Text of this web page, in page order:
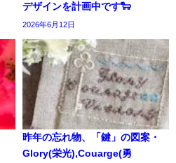
デザインを計画中です🐑
2026年6月12日
昨年の忘れ物、「鍵」の図案・
Glory(栄光),Couarge(勇